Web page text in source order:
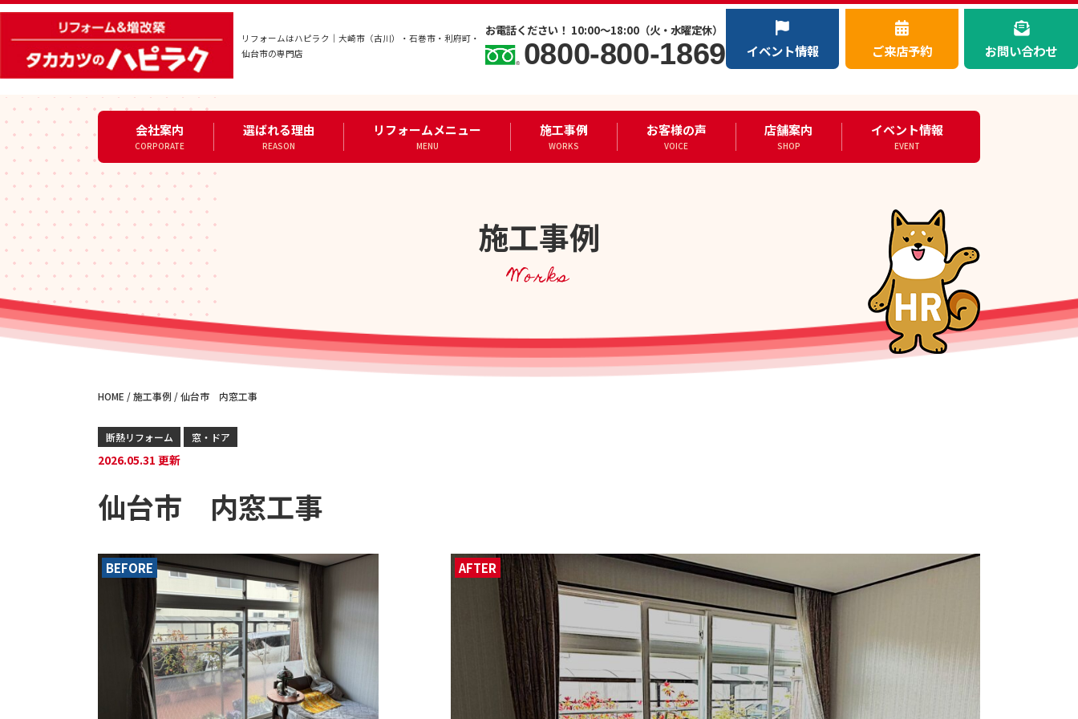
リフォームはハピラク｜大崎市（古川）・石巻市・利府町・
仙台市の専門店
お電話ください！ 10:00～18:00（火・水曜定休）
0800-800-1869 イベント情報 ご来店予約 お問い合わせ
会社案内
CORPORATE
選ばれる理由
REASON
リフォームメニュー
MENU
施工事例
WORKS
お客様の声
VOICE
店舗案内
SHOP
イベント情報
EVENT
施工事例
Works
HOME /施工事例 /仙台市 内窓工事
断熱リフォーム 窓・ドア
2026.05.31 更新
仙台市 内窓工事
AFTER
BEFORE